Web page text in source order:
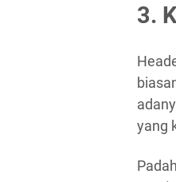
3.
yang